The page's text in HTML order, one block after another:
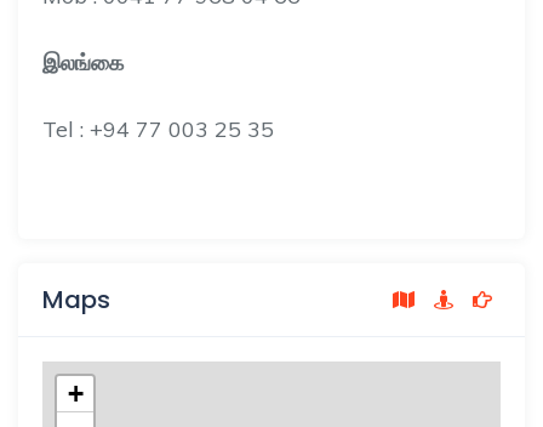
இலங்கை
Tel : +94 77 003 25 35
Maps
+